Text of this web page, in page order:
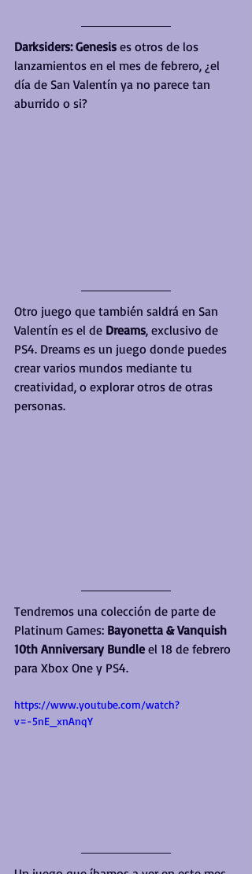
Darksiders: Genesis es otros de los
lanzamientos en el mes de febrero, ¿el
día de San Valentín ya no parece tan
aburrido o si?
Otro juego que también saldrá en San
Valentín es el de Dreams, exclusivo de
PS4. Dreams es un juego donde puedes
crear varios mundos mediante tu
creatividad, o explorar otros de otras
personas.
Tendremos una colección de parte de
Platinum Games: Bayonetta & Vanquish
10th Anniversary Bundle el 18 de febrero
para Xbox One y PS4.
https://www.youtube.com/watch?
v=-5nE_xnAnqY